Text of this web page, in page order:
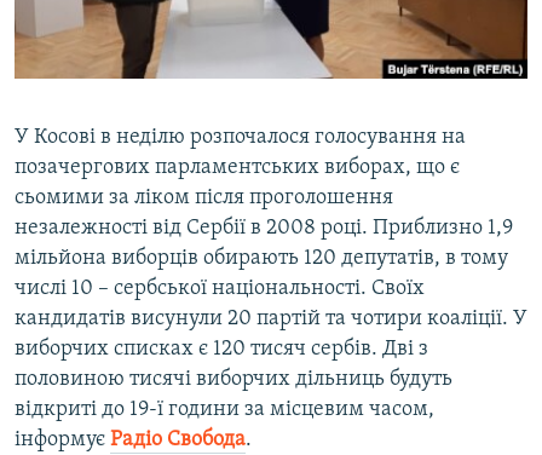
ВІДЕОУРОКИ «ELIFBE»
СВІДЧЕННЯ ОКУПАЦІЇ
Русский
Qırımtatar
Усі сайти RFE/RL
У Косові в неділю розпочалося голосування на
позачергових парламентських виборах, що є
сьомими за ліком після проголошення
незалежності від Сербії в 2008 році. Приблизно 1,9
мільйона виборців обирають 120 депутатів, в тому
числі 10 – сербської національності. Своїх
кандидатів висунули 20 партій та чотири коаліції. У
виборчих списках є 120 тисяч сербів. Дві з
половиною тисячі виборчих дільниць будуть
відкриті до 19-ї години за місцевим часом,
інформує Радіо Свобода.